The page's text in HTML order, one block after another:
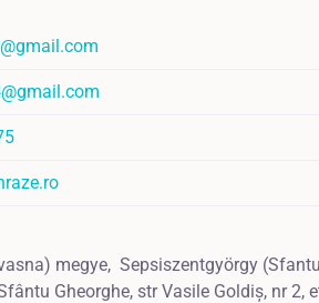
megye, Sepsiszentgyörgy
Gheorghe, str Vasile Goldiș, nr 2,